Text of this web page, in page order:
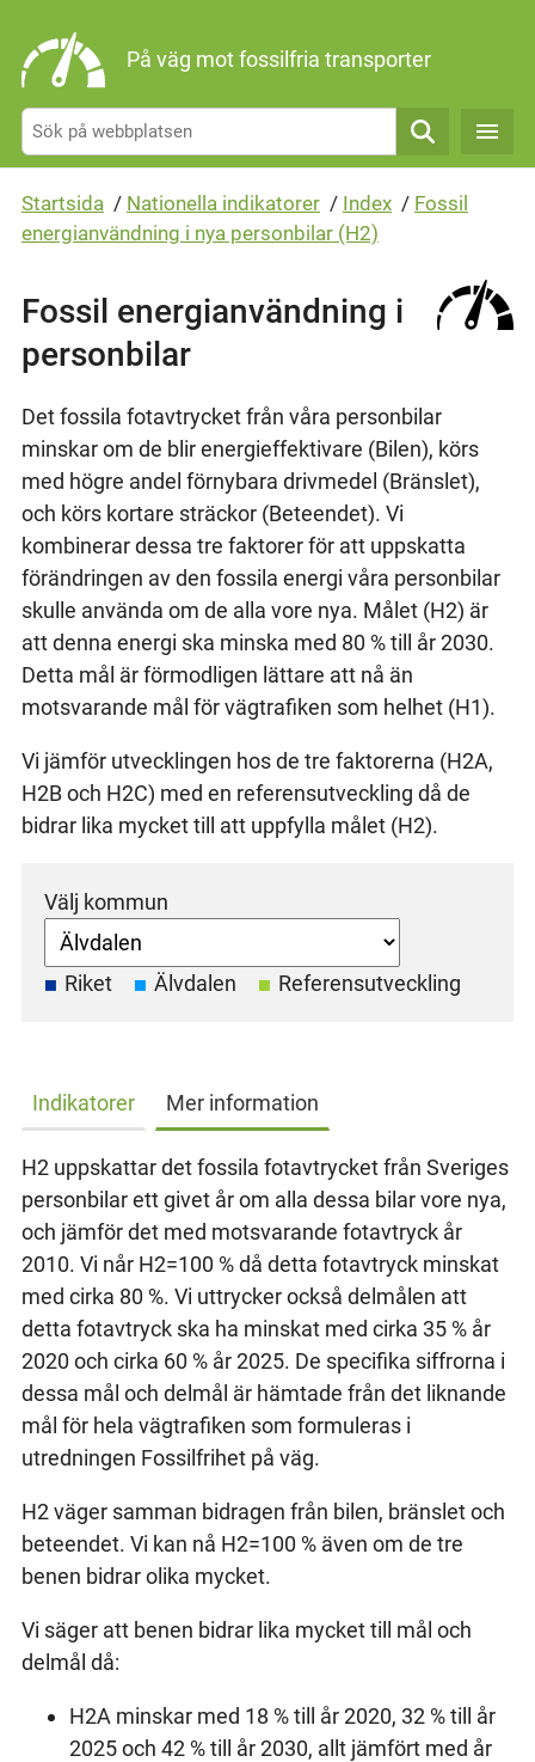
På väg mot fossilfria transporter
Sök
Startsida / Nationella indikatorer / Index / Fossil
energianvändning i nya personbilar (H2)
Fossil energianvändning i
personbilar
Det fossila fotavtrycket från våra personbilar
minskar om de blir energieffektivare (Bilen), körs
med högre andel förnybara drivmedel (Bränslet),
och körs kortare sträckor (Beteendet). Vi
kombinerar dessa tre faktorer för att uppskatta
förändringen av den fossila energi våra personbilar
skulle använda om de alla vore nya. Målet (H2) är
att denna energi ska minska med 80 % till år 2030.
Detta mål är förmodligen lättare att nå än
motsvarande mål för vägtrafiken som helhet (H1).
Vi jämför utvecklingen hos de tre faktorerna (H2A,
H2B och H2C) med en referensutveckling då de
bidrar lika mycket till att uppfylla målet (H2).
Välj kommun
Riket Älvdalen Referensutveckling
Indikatorer Mer information
H2 uppskattar det fossila fotavtrycket från Sveriges
personbilar ett givet år om alla dessa bilar vore nya,
och jämför det med motsvarande fotavtryck år
2010. Vi når H2=100 % då detta fotavtryck minskat
med cirka 80 %. Vi uttrycker också delmålen att
detta fotavtryck ska ha minskat med cirka 35 % år
2020 och cirka 60 % år 2025. De specifika siffrorna i
dessa mål och delmål är hämtade från det liknande
mål för hela vägtrafiken som formuleras i
utredningen Fossilfrihet på väg.
H2 väger samman bidragen från bilen, bränslet och
beteendet. Vi kan nå H2=100 % även om de tre
benen bidrar olika mycket.
Vi säger att benen bidrar lika mycket till mål och
delmål då:
H2A minskar med 18 % till år 2020, 32 % till år
2025 och 42 % till år 2030, allt jämfört med år